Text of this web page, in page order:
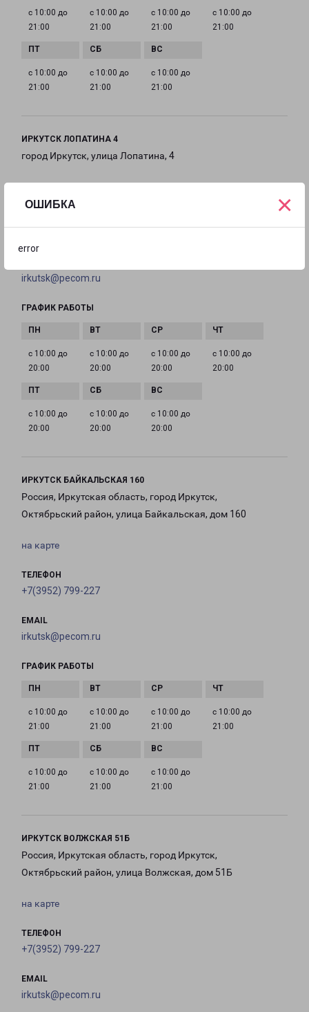
ОШИБКА
error
×
с 10:00 до
21:00
с 10:00 до
21:00
с 10:00 до
21:00
с 10:00 до
21:00
с 10:00 до
21:00
с 10:00 до
21:00
с 10:00 до
21:00
ИРКУТСК ЛОПАТИНА 4
город Иркутск, улица Лопатина, 4
irkutsk@pecom.ru
ГРАФИК РАБОТЫ
с 10:00 до
20:00
с 10:00 до
20:00
с 10:00 до
20:00
с 10:00 до
20:00
с 10:00 до
20:00
с 10:00 до
20:00
с 10:00 до
20:00
ИРКУТСК БАЙКАЛЬСКАЯ 160
Россия, Иркутская область, город Иркутск,
Октябрьский район, улица Байкальская, дом 160
на карте
ТЕЛЕФОН
+7(3952) 799-227
EMAIL
irkutsk@pecom.ru
ГРАФИК РАБОТЫ
с 10:00 до
21:00
с 10:00 до
21:00
с 10:00 до
21:00
с 10:00 до
21:00
с 10:00 до
21:00
с 10:00 до
21:00
с 10:00 до
21:00
ИРКУТСК ВОЛЖСКАЯ 51Б
Россия, Иркутская область, город Иркутск,
Октябрьский район, улица Волжская, дом 51Б
на карте
ТЕЛЕФОН
+7(3952) 799-227
EMAIL
irkutsk@pecom.ru